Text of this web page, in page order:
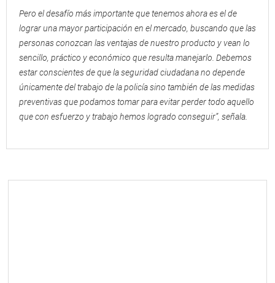
Pero el desafío más importante que tenemos ahora es el de
lograr una mayor participación en el mercado, buscando que las
personas conozcan las ventajas de nuestro producto y vean lo
sencillo, práctico y económico que resulta manejarlo. Debemos
estar conscientes de que la seguridad ciudadana no depende
únicamente del trabajo de la policía sino también de las medidas
preventivas que podamos tomar para evitar perder todo aquello
que con esfuerzo y trabajo hemos logrado conseguir”, señala.